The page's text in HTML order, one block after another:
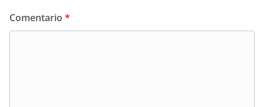
Comentario *